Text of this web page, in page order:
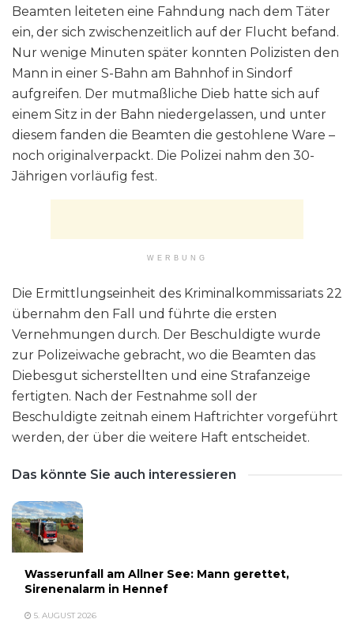
Beamten leiteten eine Fahndung nach dem Täter
ein, der sich zwischenzeitlich auf der Flucht befand.
Nur wenige Minuten später konnten Polizisten den
Mann in einer S-Bahn am Bahnhof in Sindorf
aufgreifen. Der mutmaßliche Dieb hatte sich auf
einem Sitz in der Bahn niedergelassen, und unter
diesem fanden die Beamten die gestohlene Ware –
noch originalverpackt. Die Polizei nahm den 30-
Jährigen vorläufig fest.
WERBUNG
Die Ermittlungseinheit des Kriminalkommissariats 22
übernahm den Fall und führte die ersten
Vernehmungen durch. Der Beschuldigte wurde
zur Polizeiwache gebracht, wo die Beamten das
Diebesgut sicherstellten und eine Strafanzeige
fertigten. Nach der Festnahme soll der
Beschuldigte zeitnah einem Haftrichter vorgeführt
werden, der über die weitere Haft entscheidet.
Das könnte Sie auch interessieren
Wasserunfall am Allner See: Mann gerettet,
Sirenenalarm in Hennef
5. AUGUST 2026